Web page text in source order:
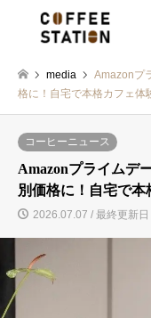
media
Amazonプ
格に！自宅で本格カフェ体
コーヒーニュース
Amazonプライムデ
別価格に！自宅で
2026.07.07 / 最終更新